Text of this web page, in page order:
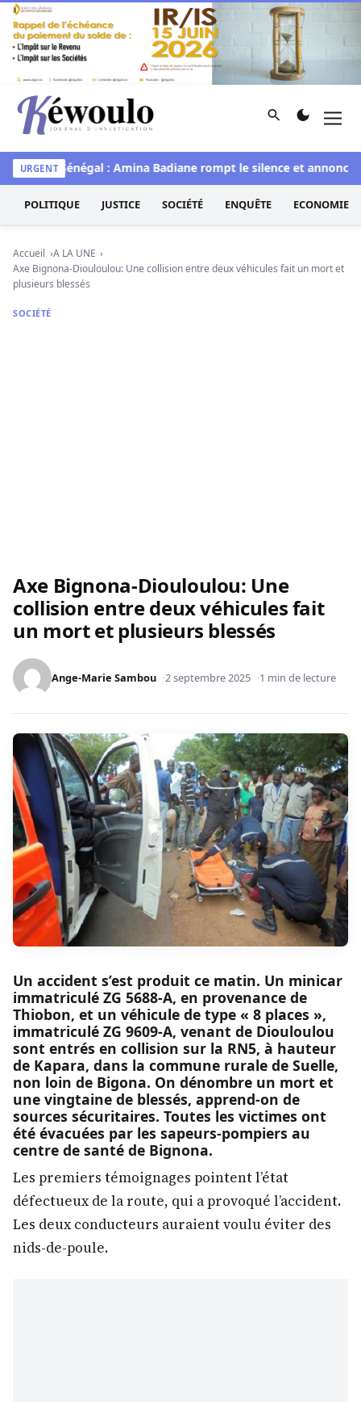
Aller au contenu
Kéwoulo, le premier site d'information et d'investigation
Rechercher
URGENT
Miss Sénégal : Amina Badiane rompt le silence et annonce
POLITIQUE JUSTICE SOCIÉTÉ ENQUÊTE ECONOMIE
Accueil
A LA UNE
Axe Bignona-Diouloulou: Une collision entre deux véhicules fait un mort et
plusieurs blessés
SOCIÉTÉ
Axe Bignona-Diouloulou: Une
collision entre deux véhicules fait
un mort et plusieurs blessés
Ange-Marie Sambou 2 septembre 2025 1 min de lecture
Un accident s’est produit ce matin. Un minicar
immatriculé ZG 5688-A, en provenance de
Thiobon, et un véhicule de type « 8 places »,
immatriculé ZG 9609-A, venant de Diouloulou
sont entrés en collision sur la RN5, à hauteur
de Kapara, dans la commune rurale de Suelle,
non loin de Bigona. On dénombre un mort et
une vingtaine de blessés, apprend-on de
sources sécuritaires. Toutes les victimes ont
été évacuées par les sapeurs-pompiers au
centre de santé de Bignona.
Les premiers témoignages pointent l’état
défectueux de la route, qui a provoqué l’accident.
Les deux conducteurs auraient voulu éviter des
nids-de-poule.